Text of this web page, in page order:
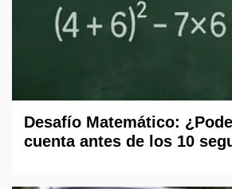
Desafío Matemático:
cuenta antes de los 10